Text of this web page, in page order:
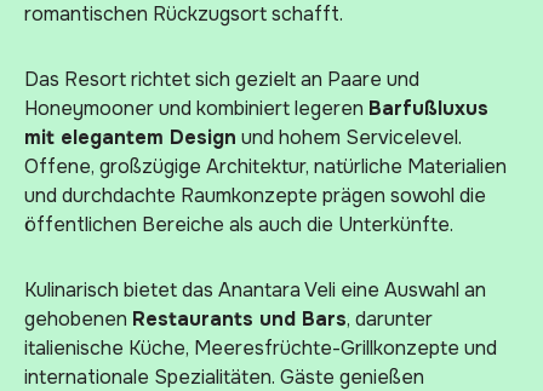
romantischen Rückzugsort schafft.
Das Resort richtet sich gezielt an Paare und
Honeymooner und kombiniert legeren Barfußluxus
mit elegantem Design und hohem Servicelevel.
Offene, großzügige Architektur, natürliche Materialien
und durchdachte Raumkonzepte prägen sowohl die
öffentlichen Bereiche als auch die Unterkünfte.
Kulinarisch bietet das Anantara Veli eine Auswahl an
gehobenen Restaurants und Bars, darunter
italienische Küche, Meeresfrüchte-Grillkonzepte und
internationale Spezialitäten. Gäste genießen